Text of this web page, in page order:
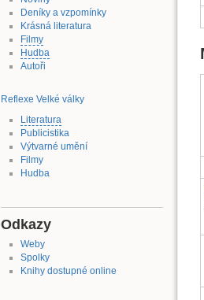
Deníky a vzpomínky
Krásná literatura
Filmy
Hudba
Autoři
Reflexe Velké války
Literatura
Publicistika
Výtvarné umění
Filmy
Hudba
Odkazy
Weby
Spolky
Knihy dostupné online